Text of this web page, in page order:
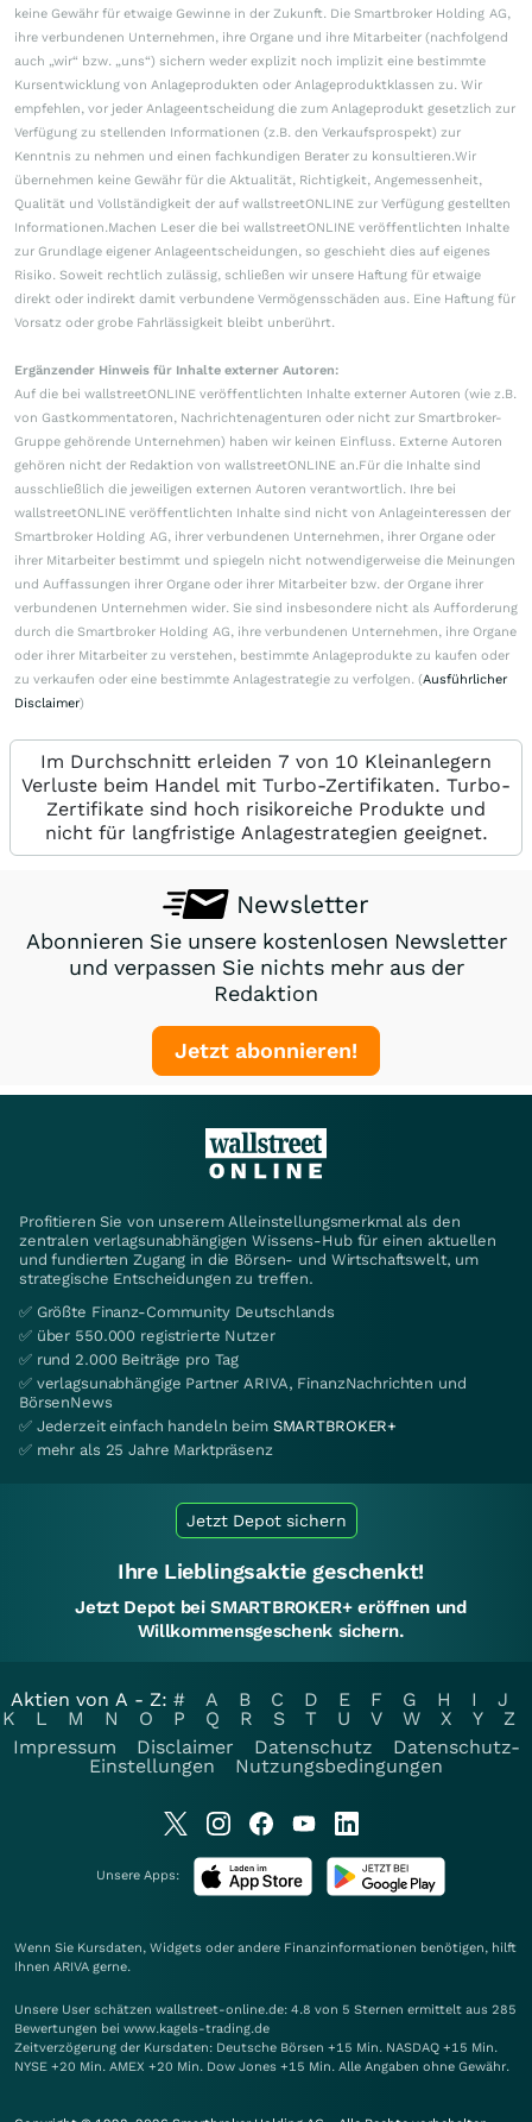
keine Gewähr für etwaige Gewinne in der Zukunft. Die Smartbroker Holding AG,
ihre verbundenen Unternehmen, ihre Organe und ihre Mitarbeiter (nachfolgend
auch „wir“ bzw. „uns“) sichern weder explizit noch implizit eine bestimmte
Kursentwicklung von Anlageprodukten oder Anlageproduktklassen zu. Wir
empfehlen, vor jeder Anlageentscheidung die zum Anlageprodukt gesetzlich zur
Verfügung zu stellenden Informationen (z.B. den Verkaufsprospekt) zur
Kenntnis zu nehmen und einen fachkundigen Berater zu konsultieren.Wir
übernehmen keine Gewähr für die Aktualität, Richtigkeit, Angemessenheit,
Qualität und Vollständigkeit der auf wallstreetONLINE zur Verfügung gestellten
Informationen.Machen Leser die bei wallstreetONLINE veröffentlichten Inhalte
zur Grundlage eigener Anlageentscheidungen, so geschieht dies auf eigenes
Risiko. Soweit rechtlich zulässig, schließen wir unsere Haftung für etwaige
direkt oder indirekt damit verbundene Vermögensschäden aus. Eine Haftung für
Vorsatz oder grobe Fahrlässigkeit bleibt unberührt.
Ergänzender Hinweis für Inhalte externer Autoren:
Auf die bei wallstreetONLINE veröffentlichten Inhalte externer Autoren (wie z.B.
von Gastkommentatoren, Nachrichtenagenturen oder nicht zur Smartbroker-
Gruppe gehörende Unternehmen) haben wir keinen Einfluss. Externe Autoren
gehören nicht der Redaktion von wallstreetONLINE an.Für die Inhalte sind
ausschließlich die jeweiligen externen Autoren verantwortlich. Ihre bei
wallstreetONLINE veröffentlichten Inhalte sind nicht von Anlageinteressen der
Smartbroker Holding AG, ihrer verbundenen Unternehmen, ihrer Organe oder
ihrer Mitarbeiter bestimmt und spiegeln nicht notwendigerweise die Meinungen
und Auffassungen ihrer Organe oder ihrer Mitarbeiter bzw. der Organe ihrer
verbundenen Unternehmen wider. Sie sind insbesondere nicht als Aufforderung
durch die Smartbroker Holding AG, ihre verbundenen Unternehmen, ihre Organe
oder ihrer Mitarbeiter zu verstehen, bestimmte Anlageprodukte zu kaufen oder
zu verkaufen oder eine bestimmte Anlagestrategie zu verfolgen. (Ausführlicher
Disclaimer)
Im Durchschnitt erleiden 7 von 10 Kleinanlegern
Verluste beim Handel mit Turbo-Zertifikaten. Turbo-
Zertifikate sind hoch risikoreiche Produkte und
nicht für langfristige Anlagestrategien geeignet.
Newsletter
Abonnieren Sie unsere kostenlosen Newsletter
und verpassen Sie nichts mehr aus der
Redaktion
Jetzt abonnieren!
Profitieren Sie von unserem Alleinstellungsmerkmal als den
zentralen verlagsunabhängigen Wissens-Hub für einen aktuellen
und fundierten Zugang in die Börsen- und Wirtschaftswelt, um
strategische Entscheidungen zu treffen.
✅ Größte Finanz-Community Deutschlands
✅ über 550.000 registrierte Nutzer
✅ rund 2.000 Beiträge pro Tag
✅ verlagsunabhängige Partner ARIVA, FinanzNachrichten und
BörsenNews
✅ Jederzeit einfach handeln beim SMARTBROKER+
✅ mehr als 25 Jahre Marktpräsenz
Jetzt Depot sichern
Ihre Lieblingsaktie geschenkt!
Jetzt Depot bei SMARTBROKER+ eröffnen und
Willkommensgeschenk sichern.
Aktien von A - Z: # A B C D E F G H I
J
K
L M N O P Q R S T U V W X Y
Z
Impressum
Disclaimer Datenschutz
Datenschutz-
Einstellungen
Nutzungsbedingungen
Unsere Apps:
Wenn Sie Kursdaten, Widgets oder andere Finanzinformationen benötigen, hilft
Ihnen ARIVA gerne.
Unsere User schätzen wallstreet-online.de: 4.8 von 5 Sternen ermittelt aus 285
Bewertungen bei www.kagels-trading.de
Zeitverzögerung der Kursdaten: Deutsche Börsen +15 Min. NASDAQ +15 Min.
NYSE +20 Min. AMEX +20 Min. Dow Jones +15 Min. Alle Angaben ohne Gewähr.